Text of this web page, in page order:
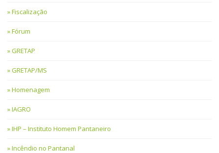
Fiscalização
Fórum
GRETAP
GRETAP/MS
Homenagem
IAGRO
IHP – Instituto Homem Pantaneiro
Incêndio no Pantanal